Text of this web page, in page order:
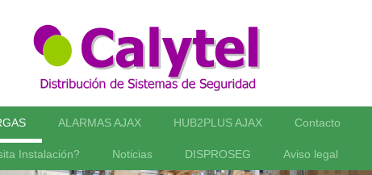
ALARMAS AJAX HUB2PLUS AJAX Contacto
Instalación? Noticias DISPROSEG Aviso legal